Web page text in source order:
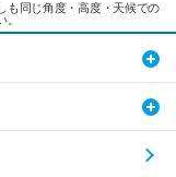
も同じ角度・高度・天候での